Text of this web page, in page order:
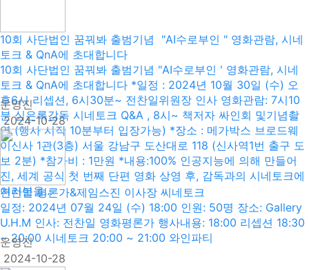
10회 사단법인 꿈꿔봐 출범기념 "AI수로부인 " 영화관람, 시네
토크 & QnA에 초대합니다
10회 사단법인 꿈꿔봐 출범기념 "AI수로부인 ' 영화관람, 시네
토크 & QnA에 초대합니다 *일정 : 2024년 10월 30일 (수) 오
후6시 리셉션, 6시30분~ 전찬일위원장 인사 영화관람: 7시10
분 심은록감독 시네토크 Q&A , 8시~ 책저자 싸인회 및기념촬
영 (행사 시작 10분부터 입장가능) *장소 : 메가박스 브로드웨
이신사 1관(3층) 서울 강남구 도산대로 118 (신사역1번 출구 도
보 2분) *참가비 : 1만원 *내용:100% 인공지능에 의해 만들어
진, 세계 공식 첫 번째 단편 영화 상영 후, 감독과의 시네토크에
여러분을...
운영진
2024-10-28
전찬일 평론가&제임스진 이사장 씨네토크
일정: 2024년 07월 24일 (수) 18:00 인원: 50명 장소: Gallery
U.H.M 인사: 전찬일 영화평론가 행사내용: 18:00 리셉션 18:30
~ 20:00 시네토크 20:00 ~ 21:00 와인파티
운영진
2024-10-28